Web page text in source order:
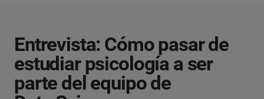
Entrevista: Cómo pasar de
estudiar psicología a ser
parte del equipo de